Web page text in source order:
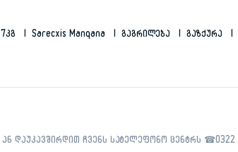
7კგ Sarecxis Manqana Გაგრილება Გაზქურა